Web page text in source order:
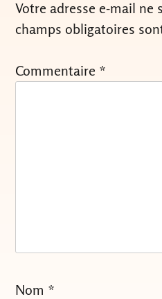
Votre adresse e-mail ne
champs obligatoires
Commentaire *
Nom *